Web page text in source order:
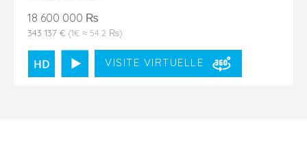
18 600 000 ₨
343 137 € (1€ ≈ 54.2 ₨)
VISITE VIRTUELLE